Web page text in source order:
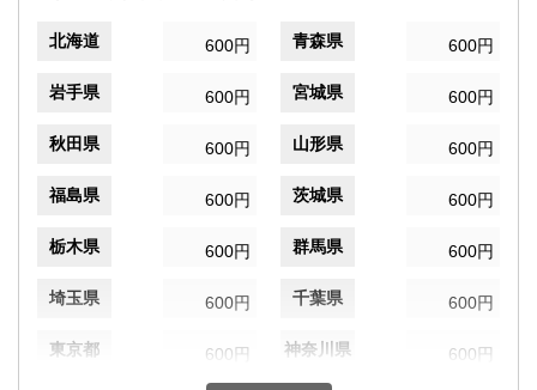
北海道 600円 青森県 600円
岩手県 600円 宮城県 600円
秋田県 600円 山形県 600円
福島県 600円 茨城県 600円
栃木県 600円 群馬県 600円
埼玉県 600円 千葉県 600円
東京都 600円 神奈川県 600円